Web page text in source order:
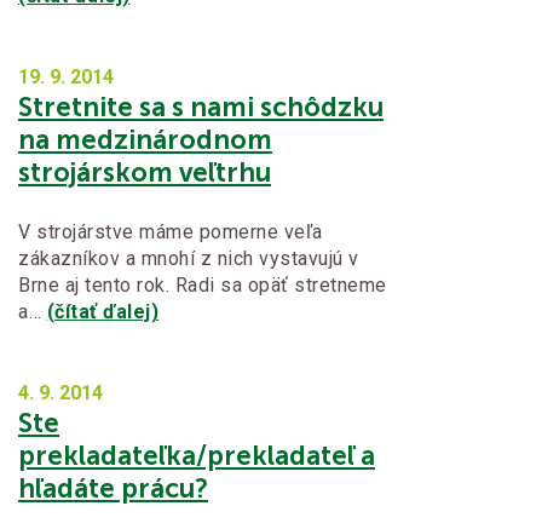
19. 9. 2014
Stretnite sa s nami schôdzku
na medzinárodnom
strojárskom veľtrhu
V strojárstve máme pomerne veľa
zákazníkov a mnohí z nich vystavujú v
Brne aj tento rok. Radi sa opäť stretneme
a… (čítať ďalej)
4. 9. 2014
Ste
prekladateľka/prekladateľ a
hľadáte prácu?